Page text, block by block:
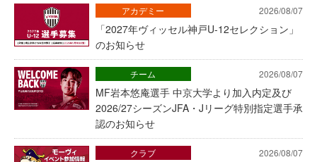
2026/08/07
「2027年ヴィッセル神戸U-12セレクション」
のお知らせ
アカデミー
2026/08/07
MF岩本悠庵選手 中京大学より加入内定及び
2026/27シーズンJFA・Jリーグ特別指定選手承
認のお知らせ
チーム
2026/08/07
クラブ